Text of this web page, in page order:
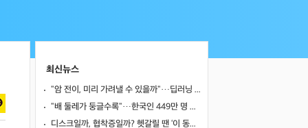
최신뉴스
"암 전이, 미리 가려낼 수 있을까"…딥러닝 도구로 유방암 전이 예측 바이오마커 찾았다
"배 둘레가 둥글수록"…한국인 449만 명 추적했더니 대장암 위험 최대 10% 이상 높았다
디스크일까, 협착증일까? 헷갈릴 땐 ‘이 동작’ 해보세요